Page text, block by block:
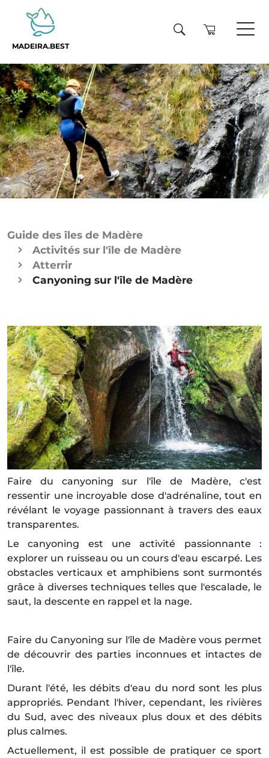
MADEIRA.BEST
Guide des îles de Madère
Activités sur l'île de Madère
Atterrir
Canyoning sur l'île de Madère
Faire du canyoning sur l'île de Madère, c'est
ressentir une incroyable dose d'adrénaline, tout en
révélant le voyage passionnant à travers des eaux
transparentes.
Le canyoning est une activité passionnante :
explorer un ruisseau ou un cours d'eau escarpé. Les
obstacles verticaux et amphibiens sont surmontés
grâce à diverses techniques telles que l'escalade, le
saut, la descente en rappel et la nage.
Faire du Canyoning sur l'île de Madère vous permet
de découvrir des parties inconnues et intactes de
l'île.
Durant l'été, les débits d'eau du nord sont les plus
appropriés. Pendant l'hiver, cependant, les rivières
du Sud, avec des niveaux plus doux et des débits
plus calmes.
Actuellement, il est possible de pratiquer ce sport